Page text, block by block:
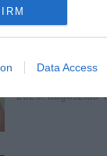
Data Access
ÚJ
2026. augusztus